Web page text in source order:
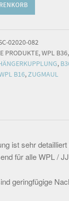
02020-082
PRODUKTE,WPL B36
,
B16,ZUGMAUL
ist sehr
für alle WPL /
geringfügige